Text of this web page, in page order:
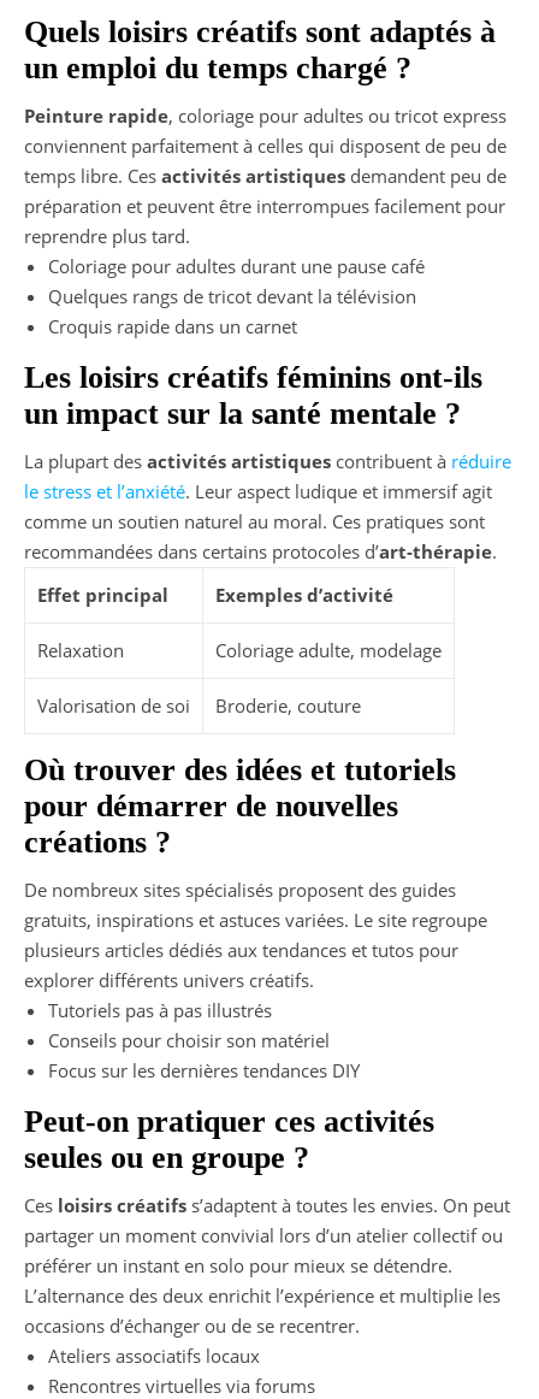
Quels loisirs créatifs sont adaptés à
un emploi du temps chargé ?
Peinture rapide, coloriage pour adultes ou tricot express
conviennent parfaitement à celles qui disposent de peu de
temps libre. Ces activités artistiques demandent peu de
préparation et peuvent être interrompues facilement pour
reprendre plus tard.
Coloriage pour adultes durant une pause café
Quelques rangs de tricot devant la télévision
Croquis rapide dans un carnet
Les loisirs créatifs féminins ont-ils
un impact sur la santé mentale ?
La plupart des activités artistiques contribuent à réduire
le stress et l’anxiété. Leur aspect ludique et immersif agit
comme un soutien naturel au moral. Ces pratiques sont
recommandées dans certains protocoles d’art-thérapie.
Effet principal
Exemples d’activité
Relaxation Coloriage adulte, modelage
Valorisation de soi Broderie, couture
Où trouver des idées et tutoriels
pour démarrer de nouvelles
créations ?
De nombreux sites spécialisés proposent des guides
gratuits, inspirations et astuces variées. Le site regroupe
plusieurs articles dédiés aux tendances et tutos pour
explorer différents univers créatifs.
Tutoriels pas à pas illustrés
Conseils pour choisir son matériel
Focus sur les dernières tendances DIY
Peut-on pratiquer ces activités
seules ou en groupe ?
Ces loisirs créatifs s’adaptent à toutes les envies. On peut
partager un moment convivial lors d’un atelier collectif ou
préférer un instant en solo pour mieux se détendre.
L’alternance des deux enrichit l’expérience et multiplie les
occasions d’échanger ou de se recentrer.
Ateliers associatifs locaux
Rencontres virtuelles via forums